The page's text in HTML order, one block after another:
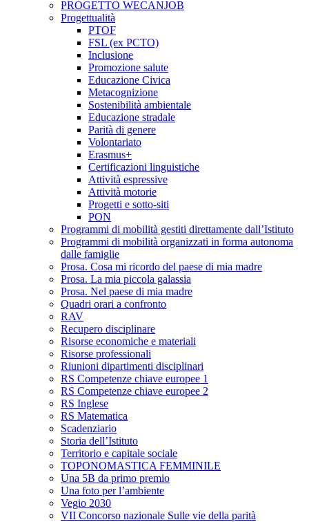
PROGETTO WECANJOB
Progettualità
PTOF
FSL (ex PCTO)
Inclusione
Promozione salute
Educazione Civica
Metacognizione
Sostenibilità ambientale
Educazione stradale
Parità di genere
Volontariato
Erasmus+
Certificazioni linguistiche
Attività espressive
Attività motorie
Progetti e sotto-siti
PON
Programmi di mobilità gestiti direttamente dall’Istituto
Programmi di mobilità organizzati in forma autonoma
dalle famiglie
Prosa. Cosa mi ricordo del paese di mia madre
Prosa. La mia piccola galassia
Prosa. Nel paese di mia madre
Quadri orari a confronto
RAV
Recupero disciplinare
Risorse economiche e materiali
Risorse professionali
Riunioni dipartimenti disciplinari
RS Competenze chiave europee 1
RS Competenze chiave europee 2
RS Inglese
RS Matematica
Scadenziario
Storia dell’Istituto
Territorio e capitale sociale
TOPONOMASTICA FEMMINILE
Una 5B da primo premio
Una foto per l’ambiente
Vegio 2030
VII Concorso nazionale Sulle vie della parità